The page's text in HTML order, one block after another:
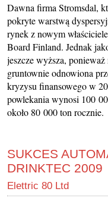
Dawna firma Stromsdal,
pokryte warstwą
rynek z nowym
Board Finland. Jednak
jeszcze wyższa, ponieważ
gruntownie odnowiona
kryzysu finansowego w
powlekania wynosi 100
około 80 000 ton rocznie.
SUKCES
DRINKTEC 2009
Elettric 80 Ltd